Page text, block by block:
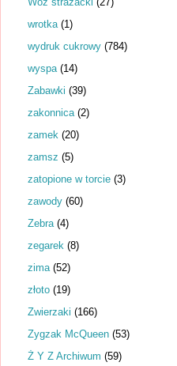
wrotka (1)
wydruk cukrowy (784)
wyspa (14)
Zabawki (39)
zakonnica (2)
zamek (20)
zamsz (5)
zatopione w torcie (3)
zawody (60)
Zebra (4)
zegarek (8)
zima (52)
złoto (19)
Zwierzaki (166)
Zygzak McQueen (53)
Ż Y Z Archiwum (59)